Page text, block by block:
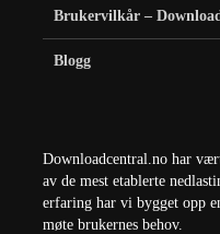
Brukervilkår –
Blogg
Downloadcentral.no har
av de mest etablerte
erfaring har vi bygget opp
møte brukernes behov.